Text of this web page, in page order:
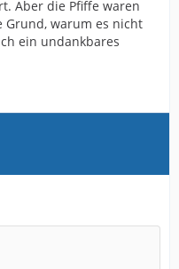
Aber die Pfiffe waren
Grund, warum es nicht
ein undankbares